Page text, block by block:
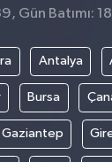
Gün Batımı:
Antalya
Bursa
Gaziantep